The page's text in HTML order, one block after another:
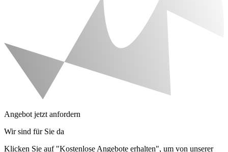
Angebot jetzt anfordern
Wir sind für Sie da
Klicken Sie auf "Kostenlose Angebote erhalten", um von unserer